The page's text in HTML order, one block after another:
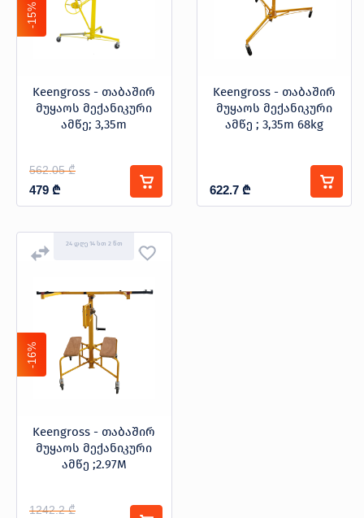
-15%
Keengross - თაბაშირ
მუყაოს მექანიკური
ამწე; 3,35m
562.05 ₾
479 ₾
Keengross - თაბაშირ
მუყაოს მექანიკური
ამწე ; 3,35m 68kg
622.7 ₾
24 დღე 14 სთ 2 წთ
-16%
Keengross - თაბაშირ
მუყაოს მექანიკური
ამწე ;2.97M
1242.2 ₾
პროდუქცია
შეთავაზებები ბრენდები
სოც.
ქსელები